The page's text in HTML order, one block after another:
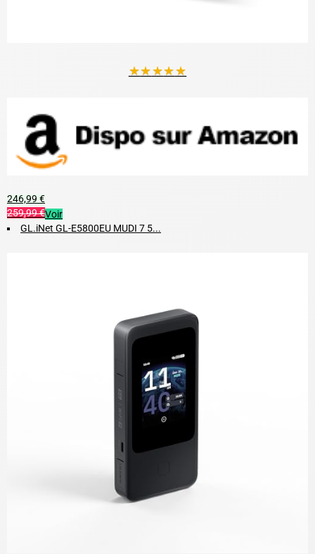
★★★★★
246,99 €
259,99 €Voir
GL.iNet GL-E5800EU MUDI 7 5...